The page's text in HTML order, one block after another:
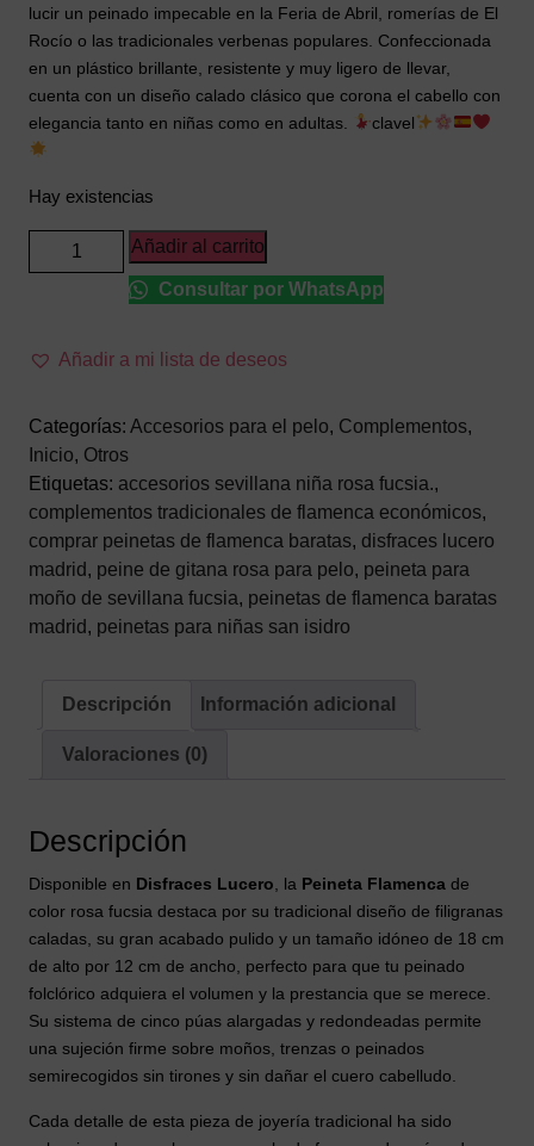
lucir un peinado impecable en la Feria de Abril, romerías de El
Rocío o las tradicionales verbenas populares. Confeccionada
en un plástico brillante, resistente y muy ligero de llevar,
cuenta con un diseño calado clásico que corona el cabello con
elegancia tanto en niñas como en adultas.
clavel
Hay existencias
Peineta
de
Fucsia
Accesorio
de
Pelo
Gitana
Sevillana
para
Infantil
Añadir al carrito
Consultar por WhatsApp
Añadir a mi lista de deseos
Categorías: Accesorios para el pelo, Complementos,
Inicio, Otros
Etiquetas: accesorios sevillana niña rosa fucsia.,
complementos tradicionales de flamenca económicos,
comprar peinetas de flamenca baratas, disfraces lucero
madrid , peine de gitana rosa para pelo, peineta para
moño de sevillana fucsia, peinetas de flamenca baratas
madrid , peinetas para niñas san isidro
Descripción Información adicional
Valoraciones (0)
Descripción
Disponible en Disfraces Lucero , la Peineta Flamenca de
color rosa fucsia destaca por su tradicional diseño de filigranas
caladas, su gran acabado pulido y un tamaño idóneo de 18 cm
de alto por 12 cm de ancho, perfecto para que tu peinado
folclórico adquiera el volumen y la prestancia que se merece.
Su sistema de cinco púas alargadas y redondeadas permite
una sujeción firme sobre moños, trenzas o peinados
semirecogidos sin tirones y sin dañar el cuero cabelludo.
Cada detalle de esta pieza de joyería tradicional ha sido